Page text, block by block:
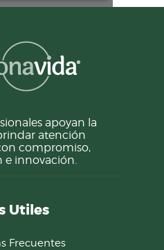
apoyan la
atención
compromiso,
e innovación.
Utiles
Frecuentes